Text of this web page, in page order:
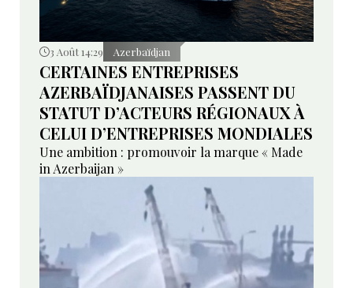
3 Août 14:29 Azerbaïdjan
CERTAINES ENTREPRISES
AZERBAÏDJANAISES PASSENT DU
STATUT D’ACTEURS RÉGIONAUX À
CELUI D’ENTREPRISES MONDIALES
Une ambition : promouvoir la marque « Made
in Azerbaijan »